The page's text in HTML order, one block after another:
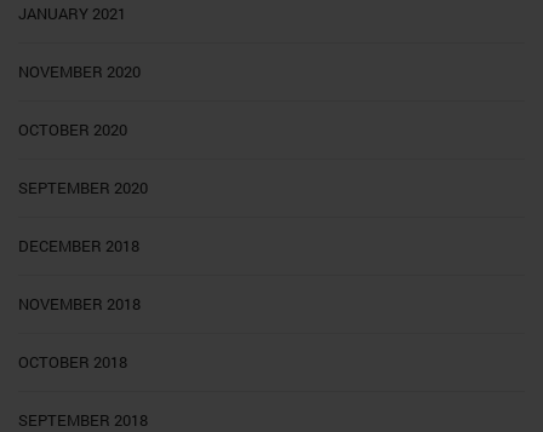
JANUARY 2021
NOVEMBER 2020
OCTOBER 2020
SEPTEMBER 2020
DECEMBER 2018
NOVEMBER 2018
OCTOBER 2018
SEPTEMBER 2018